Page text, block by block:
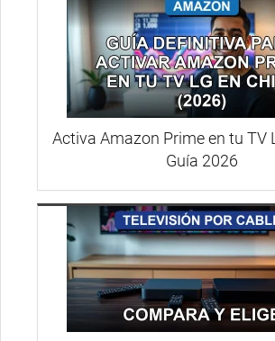
Activa Amazon Prime en tu TV
Guía 2026